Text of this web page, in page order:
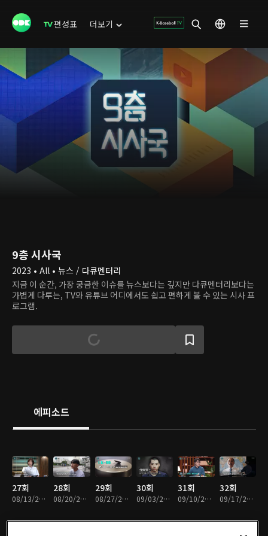
편성표 더보기
9층 시사국
2023 • All • 뉴스 / 다큐멘터리
지금 이 순간, 가장 궁금한 이슈를 뉴스보다는 깊지만 다큐멘터리보다는
가볍게 다루는, TV와 유튜브 어디에서도 쉽고 편하게 볼 수 있는 시사 프
로그램.
에피소드
27회
08/13/2023 • 39분
28회
08/20/2023 • 37분
29회
08/27/2023 • 38분
30회
09/03/2023 • 38분
31회
09/10/2023 • 39분
32회
09/17/2023 • 37분